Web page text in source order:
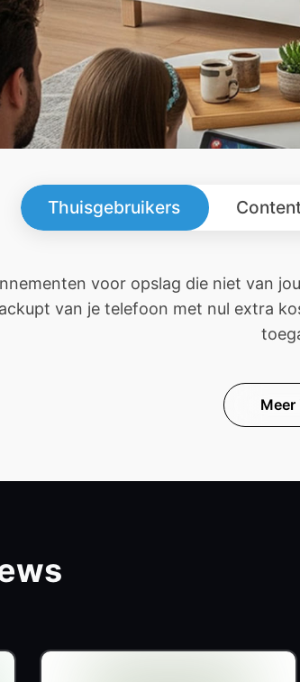
Thuisgebruikers
voor opslag die niet van
van je telefoon met nul extra